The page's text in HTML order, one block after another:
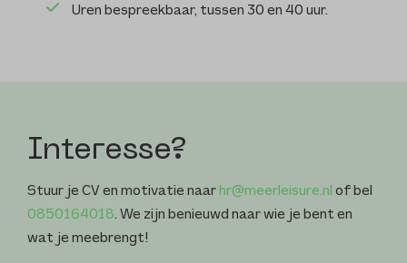
Uren bespreekbaar, tussen 30 en 40 uur.
Interesse?
Stuur je CV en motivatie naar hr@meerleisure.nl of bel
0850164018. We zijn benieuwd naar wie je bent en
wat je meebrengt!